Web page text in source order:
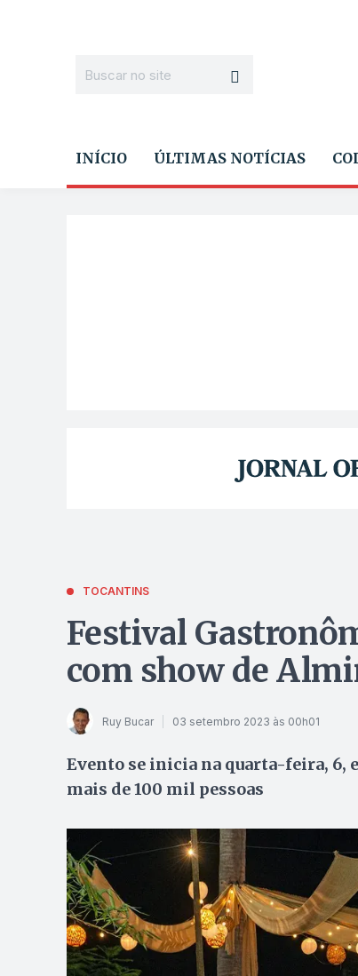
INÍCIO ÚLTIMAS NOTÍCIAS
TOCANTINS
Festival
com show de
Ruy Bucar 03 setembro 2023 às 00h01
Evento se inicia na quarta-feira, 6,
mais de 100 mil pessoas